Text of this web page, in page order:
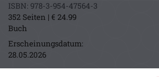
ISBN: 978-3-954-47564-3
352 Seiten | € 24.99
Buch
Erscheinungsdatum:
28.05.2026